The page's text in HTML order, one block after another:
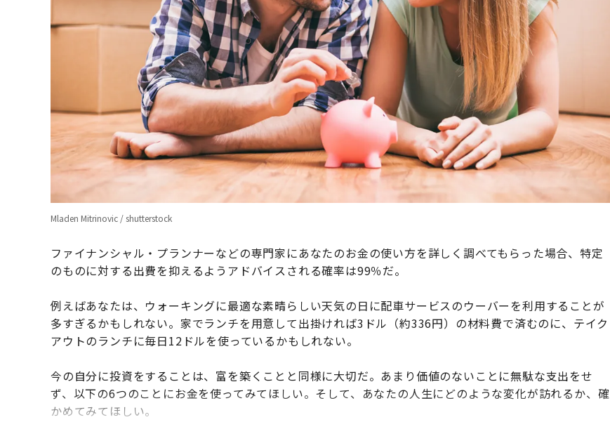
Mladen Mitrinovic / shutterstock
ファイナンシャル・プランナーなどの専門家にあなたのお金の使い方を詳しく調べてもらった場合、特定
のものに対する出費を抑えるようアドバイスされる確率は99％だ。
例えばあなたは、ウォーキングに最適な素晴らしい天気の日に配車サービスのウーバーを利用することが
多すぎるかもしれない。家でランチを用意して出掛ければ3ドル（約336円）の材料費で済むのに、テイク
アウトのランチに毎日12ドルを使っているかもしれない。
今の自分に投資をすることは、富を築くことと同様に大切だ。あまり価値のないことに無駄な支出をせ
ず、以下の6つのことにお金を使ってみてほしい。そして、あなたの人生にどのような変化が訪れるか、確
かめてみてほしい。